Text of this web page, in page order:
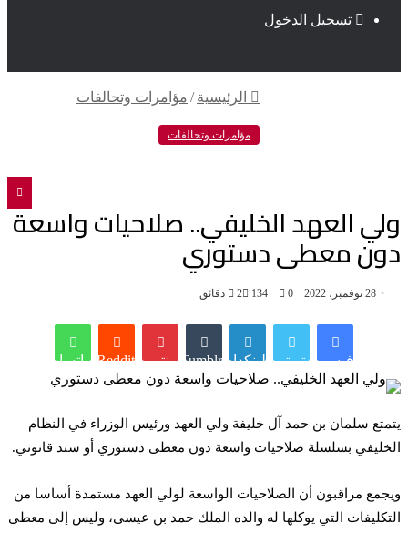
تسجيل الدخول
الرئيسية /مؤامرات وتحالفات
مؤامرات وتحالفات
ولي العهد الخليفي.. صلاحيات واسعة
دون معطى دستوري
28 نوفمبر، 2022 0
134 2 دقائق
فيسبوكتويتر لينكدإن Tumblr بينتيريستReddit واتساب
يتمتع سلمان بن حمد آل خليفة ولي العهد ورئيس الوزراء في النظام
الخليفي بسلسلة صلاحيات واسعة دون معطى دستوري أو سند قانوني.
ويجمع مراقبون أن الصلاحيات الواسعة لولي العهد مستمدة أساسا من
التكليفات التي يوكلها له والده الملك حمد بن عيسى، وليس إلى معطى